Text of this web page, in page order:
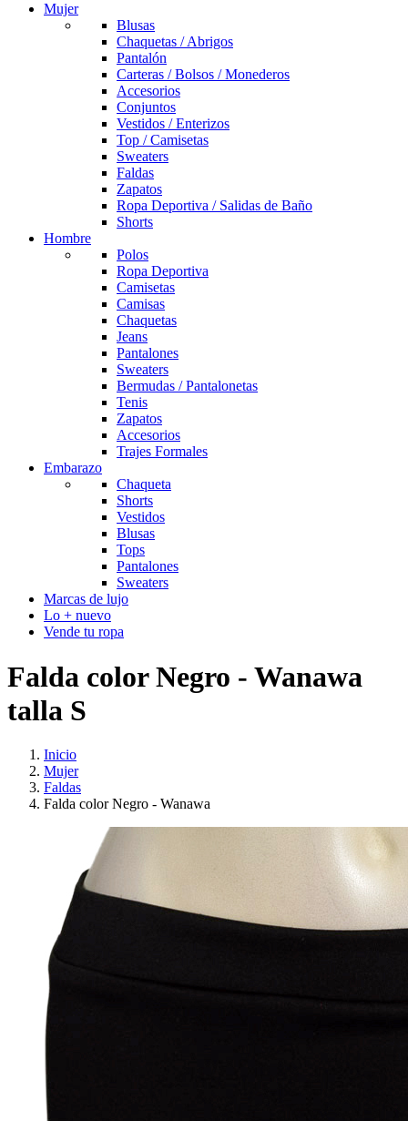
Mujer
Blusas
Chaquetas / Abrigos
Pantalón
Carteras / Bolsos / Monederos
Accesorios
Conjuntos
Vestidos / Enterizos
Top / Camisetas
Sweaters
Faldas
Zapatos
Ropa Deportiva / Salidas de Baño
Shorts
Hombre
Polos
Ropa Deportiva
Camisetas
Camisas
Chaquetas
Jeans
Pantalones
Sweaters
Bermudas / Pantalonetas
Tenis
Zapatos
Accesorios
Trajes Formales
Embarazo
Chaqueta
Shorts
Vestidos
Blusas
Tops
Pantalones
Sweaters
Marcas de lujo
Lo + nuevo
Vende tu ropa
Falda color Negro - Wanawa
talla S
Inicio
Mujer
Faldas
Falda color Negro - Wanawa